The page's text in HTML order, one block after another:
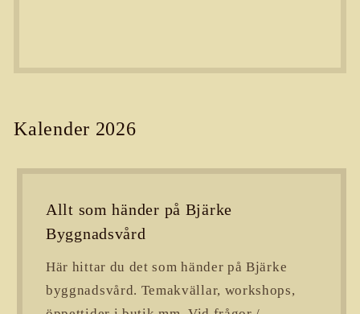
Kalender 2026
Allt som händer på Bjärke
Byggnadsvård
Här hittar du det som händer på Bjärke
byggnadsvård. Temakvällar, workshops,